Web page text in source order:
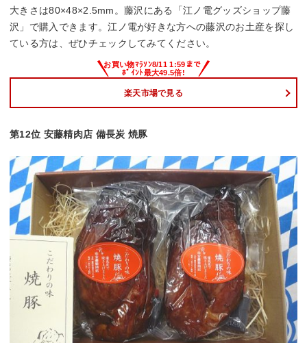
大きさは80×48×2.5mm。藤沢にある「江ノ電グッズショップ藤
沢」で購入できます。江ノ電が好きな方への藤沢のお土産を探し
ている方は、ぜひチェックしてみてください。
楽天市場で見る
第12位 安藤精肉店 備長炭 焼豚